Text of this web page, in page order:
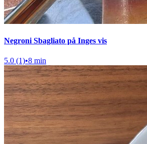
Negroni Sbagliato på Inges vis
5.0 (1)•8 min